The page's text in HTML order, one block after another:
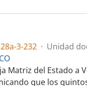
3-232 · Unidad
Matriz del Estado a
que los